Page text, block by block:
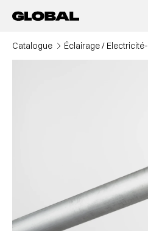
Catalogue Éclairage / Electricité-